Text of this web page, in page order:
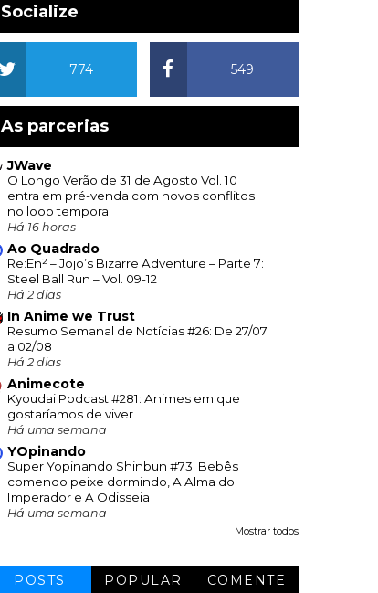
Socialize
549
774
As parcerias
JWave
O Longo Verão de 31 de Agosto Vol. 10
entra em pré-venda com novos conflitos
no loop temporal
Há 16 horas
Ao Quadrado
Re:En² – Jojo’s Bizarre Adventure – Parte 7:
Steel Ball Run – Vol. 09-12
Há 2 dias
In Anime we Trust
Resumo Semanal de Notícias #26: De 27/07
a 02/08
Há 2 dias
Animecote
Kyoudai Podcast #281: Animes em que
gostaríamos de viver
Há uma semana
YOpinando
Super Yopinando Shinbun #73: Bebês
comendo peixe dormindo, A Alma do
Imperador e A Odisseia
Há uma semana
Mostrar todos
POSTS POPULAR COMENTE